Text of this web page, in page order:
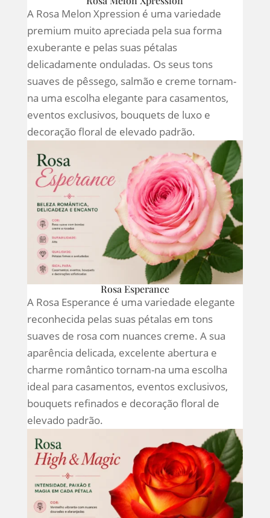
A Rosa Melon Xpression é uma variedade
premium muito apreciada pela sua forma
exuberante e pelas suas pétalas
delicadamente onduladas. Os seus tons
suaves de pêssego, salmão e creme tornam-
na uma escolha elegante para casamentos,
eventos exclusivos, bouquets de luxo e
decoração floral de elevado padrão.
Rosa Esperance
A Rosa Esperance é uma variedade elegante
reconhecida pelas suas pétalas em tons
suaves de rosa com nuances creme. A sua
aparência delicada, excelente abertura e
charme romântico tornam-na uma escolha
ideal para casamentos, eventos exclusivos,
bouquets refinados e decoração floral de
elevado padrão.